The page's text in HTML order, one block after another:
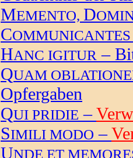
MEMENTO, D
COMMUNICANTES
HANC IGITUR –
QUAM
Opfergaben
QUI PRIDIE –
SIMILI MODO –
UNDE ET